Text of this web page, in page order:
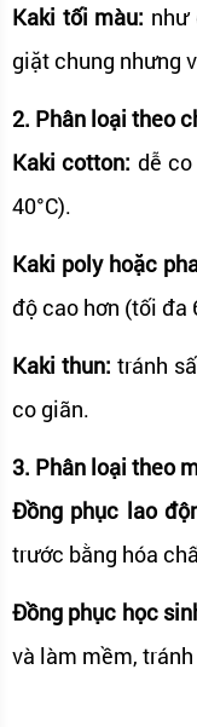
Kaki tối màu: như
giặt chung nhưng
2. Phân loại theo
Kaki cotton: dễ
40°C).
Kaki poly hoặc
độ cao hơn (tối đa
Kaki thun: tránh
co giãn.
3. Phân loại theo
Đồng phục lao
trước bằng hóa
Đồng phục học
và làm mềm,